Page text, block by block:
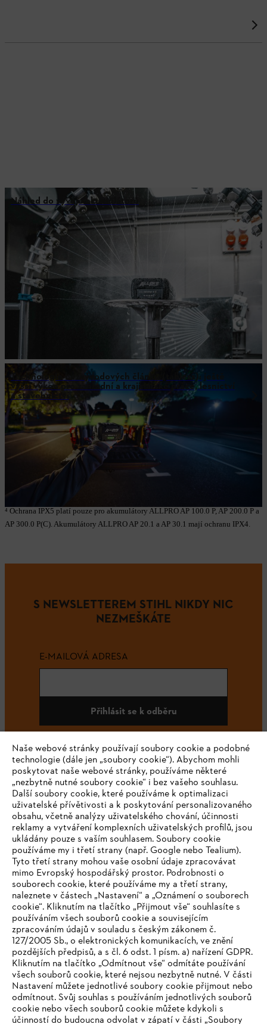
Náhled do vývoje akumulátorů
Technologie bezvývodových článků (tabless): ještě
vyšší výkon pro zahradní a krajinářské práce, lesnictví
a stavebnictví
¹ Porovnání s AP 300.0 P(C) a AP 300 S.
² Doba nabíjení při teplotě akumulátoru nebo okolí 25–40 °C ve spojení s
nabíječkou AL 1802 MO. Platí pro akumulátory ALLPRO AP 100.0 P, AP 200.0
P a AP 300.0 P(C).
³ Nabíjecí cykly: až 3 000 cyklů bez znatelné ztráty výkonu, poté je možné
akumulátor dále používat. Platí pro akumulátory ALLPRO AP 100.0 P, AP 200.0
⁴ Ochrana IPX5 platí pouze pro akumulátory ALLPRO AP 100.0 P, AP 200.0 P a
AP 300.0 P(C). Akumulátory ALLPRO AP 20.1 a AP 30.1 mají ochranu IPX4.
S NEWSLETTEREM STIHL NIKDY NIC
NEZMEŠKÁTE
E-MAILOVÁ ADRESA
Přihlásit se k odběru
#STIHL
Společnost
STIHL FAQ
Služby
IHR BROWSER WIRD NICHT
UNTERSTÜTZT
Sie nutzen einen Browser, den wir noch nicht unterstützen. Für
Naše webové stránky používají soubory cookie a podobné
technologie (dále jen „soubory cookie“). Abychom mohli
poskytovat naše webové stránky, používáme některé
„nezbytně nutné soubory cookie“ i bez vašeho souhlasu.
Další soubory cookie, které používáme k optimalizaci
uživatelské přívětivosti a k poskytování personalizovaného
obsahu, včetně analýzy uživatelského chování, účinnosti
reklamy a vytváření komplexních uživatelských profilů, jsou
ukládány pouze s vaším souhlasem. Soubory cookie
používáme my i třetí strany (např. Google nebo Tealium).
Tyto třetí strany mohou vaše osobní údaje zpracovávat
mimo Evropský hospodářský prostor. Podrobnosti o
souborech cookie, které používáme my a třetí strany,
naleznete v částech „Nastavení“ a „Oznámení o souborech
cookie“. Kliknutím na tlačítko „Přijmout vše“ souhlasíte s
používáním všech souborů cookie a souvisejícím
zpracováním údajů v souladu s českým zákonem č.
127/2005 Sb., o elektronických komunikacích, ve znění
pozdějších předpisů, a s čl. 6 odst. 1 písm. a) nařízení GDPR.
Kliknutím na tlačítko „Odmítnout vše“ odmítáte používání
všech souborů cookie, které nejsou nezbytně nutné. V části
Nastavení můžete jednotlivé soubory cookie přijmout nebo
odmítnout. Svůj souhlas s používáním jednotlivých souborů
cookie nebo všech souborů cookie můžete kdykoli s
účinností do budoucna odvolat v zápatí v části „Soubory